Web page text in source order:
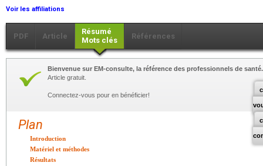
Voir les affiliations
PDF Article
Résumé
Mots clés
Références
Bienvenue sur EM-consulte, la référence des professionnels de santé.
Article gratuit.
Connectez-vous pour en bénéficier!
Plan
Introduction
Matériel et méthodes
Résultats